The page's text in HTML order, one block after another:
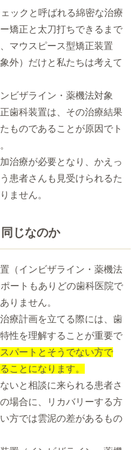
ックと呼ばれる綿密な治療
矯正と太刀打ちできるまで
マウスピース型矯正装置
外）だけと私たちは考えて
ビザライン・薬機法対象
歯科装置は、その治療結果
ものであることが原因でト
治療が必要となり、かえっ
患者さんも見受けられるた
ません。
じなのか
（インビザライン・薬機法
ートもありどの歯科医院で
りません。
療計画を立てる際には、歯
性を理解することが重要で
パートとそうでない方で
ことになります。
いと相談に来られる患者さ
場合に、リカバリーする方
方では雲泥の差があるもの